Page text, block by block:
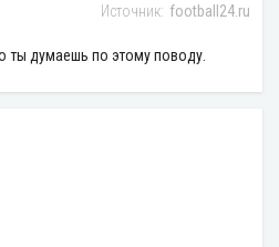
football24.ru
ты думаешь по этому поводу.